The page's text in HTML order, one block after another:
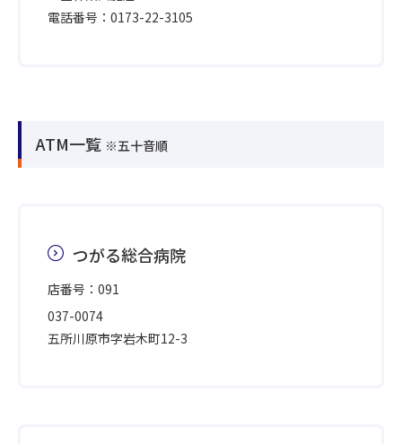
電話番号：0173-22-3105
ATM一覧 ※五十音順
つがる総合病院
店番号：091
037-0074
五所川原市字岩木町12-3